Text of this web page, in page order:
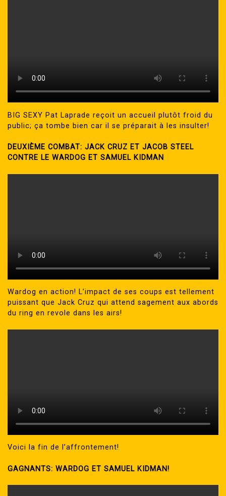
BIG SEXY Pat Laprade reçoit un accueil plutôt froid du
public; ça tombe bien car il se préparait à les insulter!
DEUXIÈME COMBAT: JACK CRUZ ET JACOB STEEL
CONTRE LE WARDOG ET SAMUEL KIDMAN
Wardog en action! L’impact de ses coups est tellement
puissant que Jack Cruz qui attend sagement aux abords
du ring en revole dans les airs!
Voici la fin de l’affrontement!
GAGNANTS: WARDOG ET SAMUEL KIDMAN!